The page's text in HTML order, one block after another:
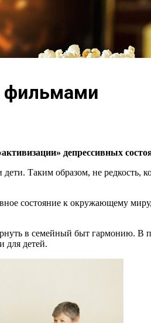
фильмами
депрессивных
Таким образом, не редкость,
состояние к окружающему
в семейный быт гармонию. В
для детей.